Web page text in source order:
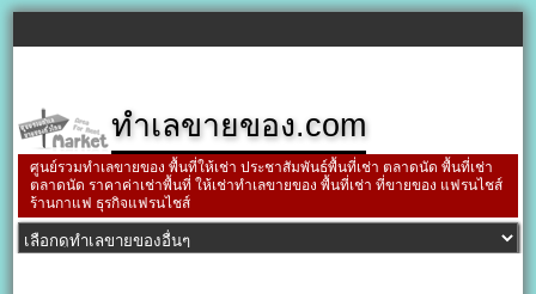
ทำเลขายของ.com
ศูนย์รวมทำเลขายของ พื้นที่ให้เช่า ประชาสัมพันธ์พื้นที่เช่า ตลาดนัด พื้นที่เช่า
ตลาดนัด ราคาค่าเช่าพื้นที่ ให้เช่าทำเลขายของ พื้นที่เช่า ที่ขายของ แฟรนไชส์
ร้านกาแฟ ธุรกิจแฟรนไชส์